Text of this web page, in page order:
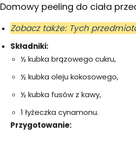
Domowy peeling do ciała
Zobacz także: Tych
Składniki:
½ kubka brązowego cukru,
½ kubka oleju kokosowego,
½ kubka fusów z kawy,
1 łyżeczka cynamonu.
Przygotowanie: